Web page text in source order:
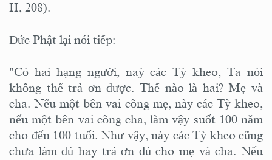
II, 208).
Đức Phật lại nói tiếp:
"Có hai hạng người, naỳ các Tỳ kheo, Ta nói
không thể trả ơn được. Thế nào là hai? Mẹ và
cha. Nếu một bên vai cõng mẹ, này các Tỳ kheo,
nếu một bên vai cõng cha, làm vậy suốt 100 năm
cho đến 100 tuổi. Như vậy, này các Tỳ kheo cũng
chưa làm đủ hay trả ơn đủ cho mẹ và cha. Nếu